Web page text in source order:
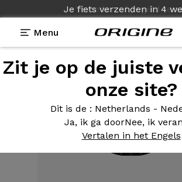
Je fiets verzenden in 4
Menu
Zit je op de juiste
onze site?
Dit is de : Netherlands -
Ja, ik ga doorNee, ik
Vertalen in het Engels
Uitrusting>Plat stuur>MTN Rizer